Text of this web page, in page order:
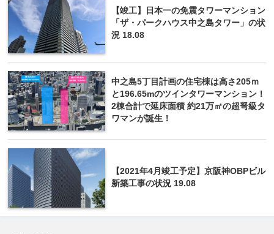
【竣工】日本一の免震タワーマンション
「ザ・パークハウス中之島タワー」の状
況 18.08
中之島5丁目計画の住宅棟は高さ205ｍ
と196.65mのツインタワーマンション！
2棟合計で延床面積 約21万㎡の超弩級タ
ワマンが誕生！
【2021年4月竣工予定】京阪神OBPビル
新築工事の状況 19.08